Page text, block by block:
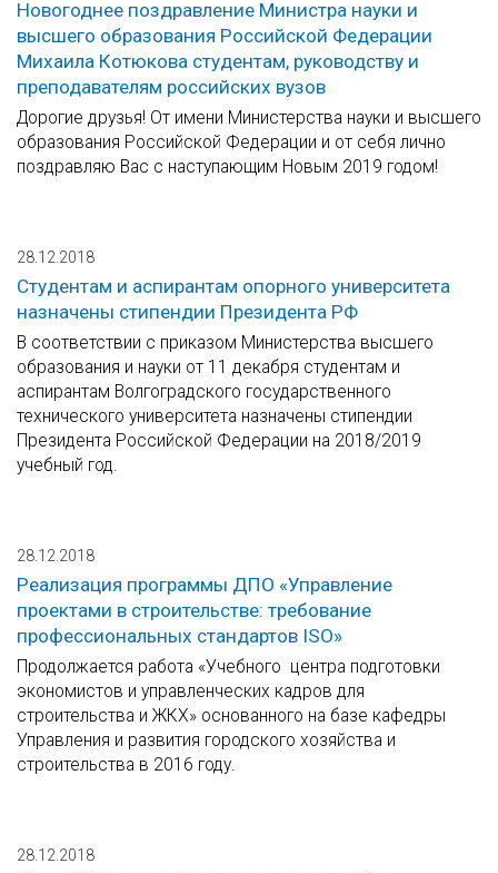
Новогоднее поздравление Министра науки и
высшего образования Российской Федерации
Михаила Котюкова студентам, руководству и
преподавателям российских вузов
Дорогие друзья! От имени Министерства науки и высшего
образования Российской Федерации и от себя лично
поздравляю Вас с наступающим Новым 2019 годом!
28.12.2018
Студентам и аспирантам опорного университета
назначены стипендии Президента РФ
В соответствии с приказом Министерства высшего
образования и науки от 11 декабря студентам и
аспирантам Волгоградского государственного
технического университета назначены стипендии
Президента Российской Федерации на 2018/2019
учебный год.
28.12.2018
Реализация программы ДПО «Управление
проектами в строительстве: требование
профессиональных стандартов ISO»
Продолжается работа «Учебного центра подготовки
экономистов и управленческих кадров для
строительства и ЖКХ» основанного на базе кафедры
Управления и развития городского хозяйства и
строительства в 2016 году.
28.12.2018